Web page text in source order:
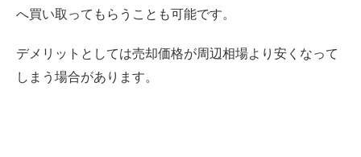
へ買い取ってもらうことも可能です。
デメリットとしては売却価格が周辺相場より安くなって
しまう場合があります。